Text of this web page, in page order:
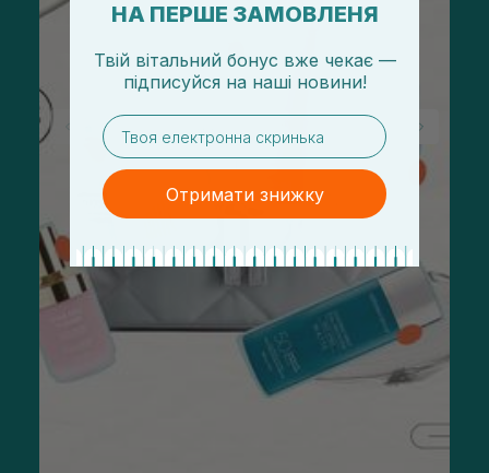
НА ПЕРШЕ ЗАМОВЛЕНЯ
Твій вітальний бонус вже чекає —
підписуйся на наші новини!
email
Отримати знижку